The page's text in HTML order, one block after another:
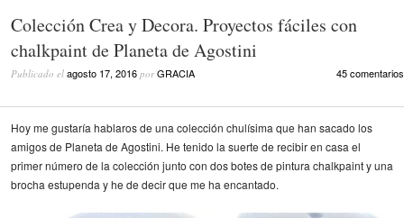
Colección Crea y Decora. Proyectos fáciles con
chalkpaint de Planeta de Agostini
Publicado el agosto 17, 2016 porGRACIA 45 comentarios
Hoy me gustaría hablaros de una colección chulísima que han sacado los
amigos de Planeta de Agostini. He tenido la suerte de recibir en casa el
primer número de la colección junto con dos botes de pintura chalkpaint y una
brocha estupenda y he de decir que me ha encantado.